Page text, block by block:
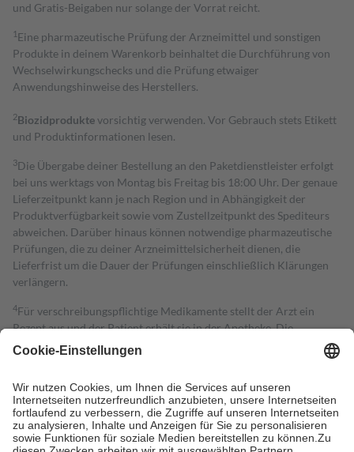
und Gratis-Beigaben nur solange der Vorrat reicht.
1 Eine pharmazeutische Prüfung der Arzneimittel und sonstigen
Produkte in deinem Warenkorb beinhaltet die Durchführung von
Wechselwirkungschecks und die Prüfung etwaiger
Anwendungshinweise des Herstellers.
2Biozidproduktevorsichtig verwenden. Vor Gebrauch stets Etikett
und Produktinformationen lesen.
3Die Übergabe deiner Bestellung an den Paketdienstleister erfolgt
bei uns werktags von Montag bis Freitag bis 18:00 Uhr. Der genaue
Lieferzeitpunkt kann je nach Region und in Abhängigkeit der
Produktverfügbarkeit sowie vom Zustellzeitpunkt des Spediteurs
abweichen. Darüber hinaus können notwendige pharmazeutische
Prüfungen, die zu deiner Arzneimittelsicherheit dienen, die
Lieferfrist um die Dauer der Prüfungen einschließlich Klärungen
verlängern.
4Für verschreibungspflichtige Medikamente stellt der Arzt ein
Rezept aus und der Patient erhält sie in der Apotheke. Die
gesetzliche Krankenversicherung übernimmt in der Regel die
Kosten dafür, der Versicherte trägt einen Teil davon als Zuzahlung
Grundsätzlich leisten Mitglieder Zuzahlungen in Höhe von zehn
Prozent des Abgabepreises,mindestens jedochfünf Euround
höchstens zehn Euro.Es sind jedoch nie mehr als die tatsächlichen
Kosten der Leistung zu entrichten.